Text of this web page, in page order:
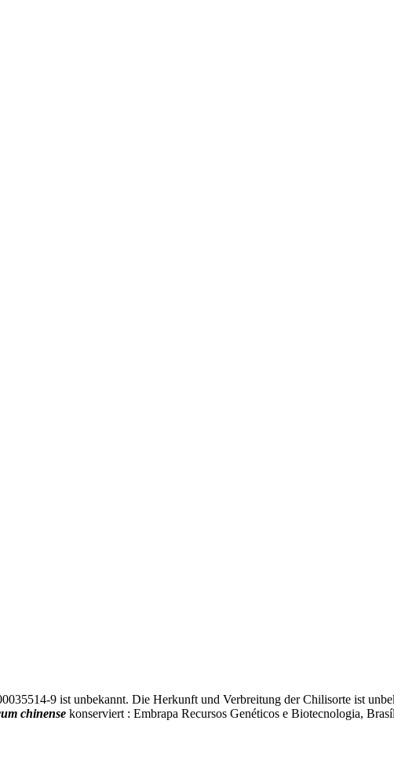
9 ist unbekannt. Die Herkunft und Verbreitung der Chilisorte ist
chinense konserviert : Embrapa Recursos Genéticos e Biotecnologia,